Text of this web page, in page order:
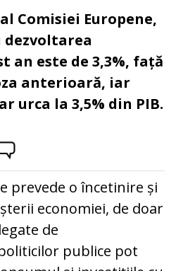
Comisiei Europene,
an este de 3,3%, față
anterioară, iar
urca la 3,5% din PIB.
prevede o încetinire și
economiei, de doar
de
publice pot